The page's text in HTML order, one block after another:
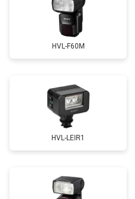
HVL-F60M
HVL-LEIR1